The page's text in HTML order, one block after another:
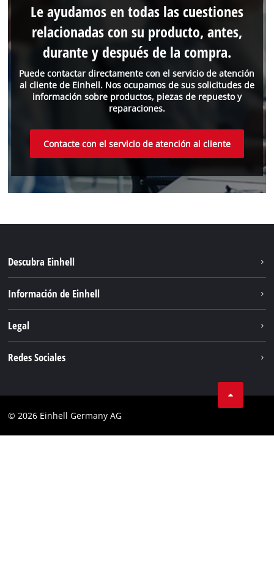
Puede contactar directamente con el servicio de atención
al cliente de Einhell. Nos ocupamos de sus solicitudes de
información sobre productos, piezas de repuesto y
reparaciones.
Le ayudamos en todas las cuestiones
relacionadas con su producto, antes,
durante y después de la compra.
Contacte con el servicio de atención al cliente
Descubra Einhell
Información de Einhell
Einhell global
Legal
Redes Sociales
© 2026 Einhell Germany AG